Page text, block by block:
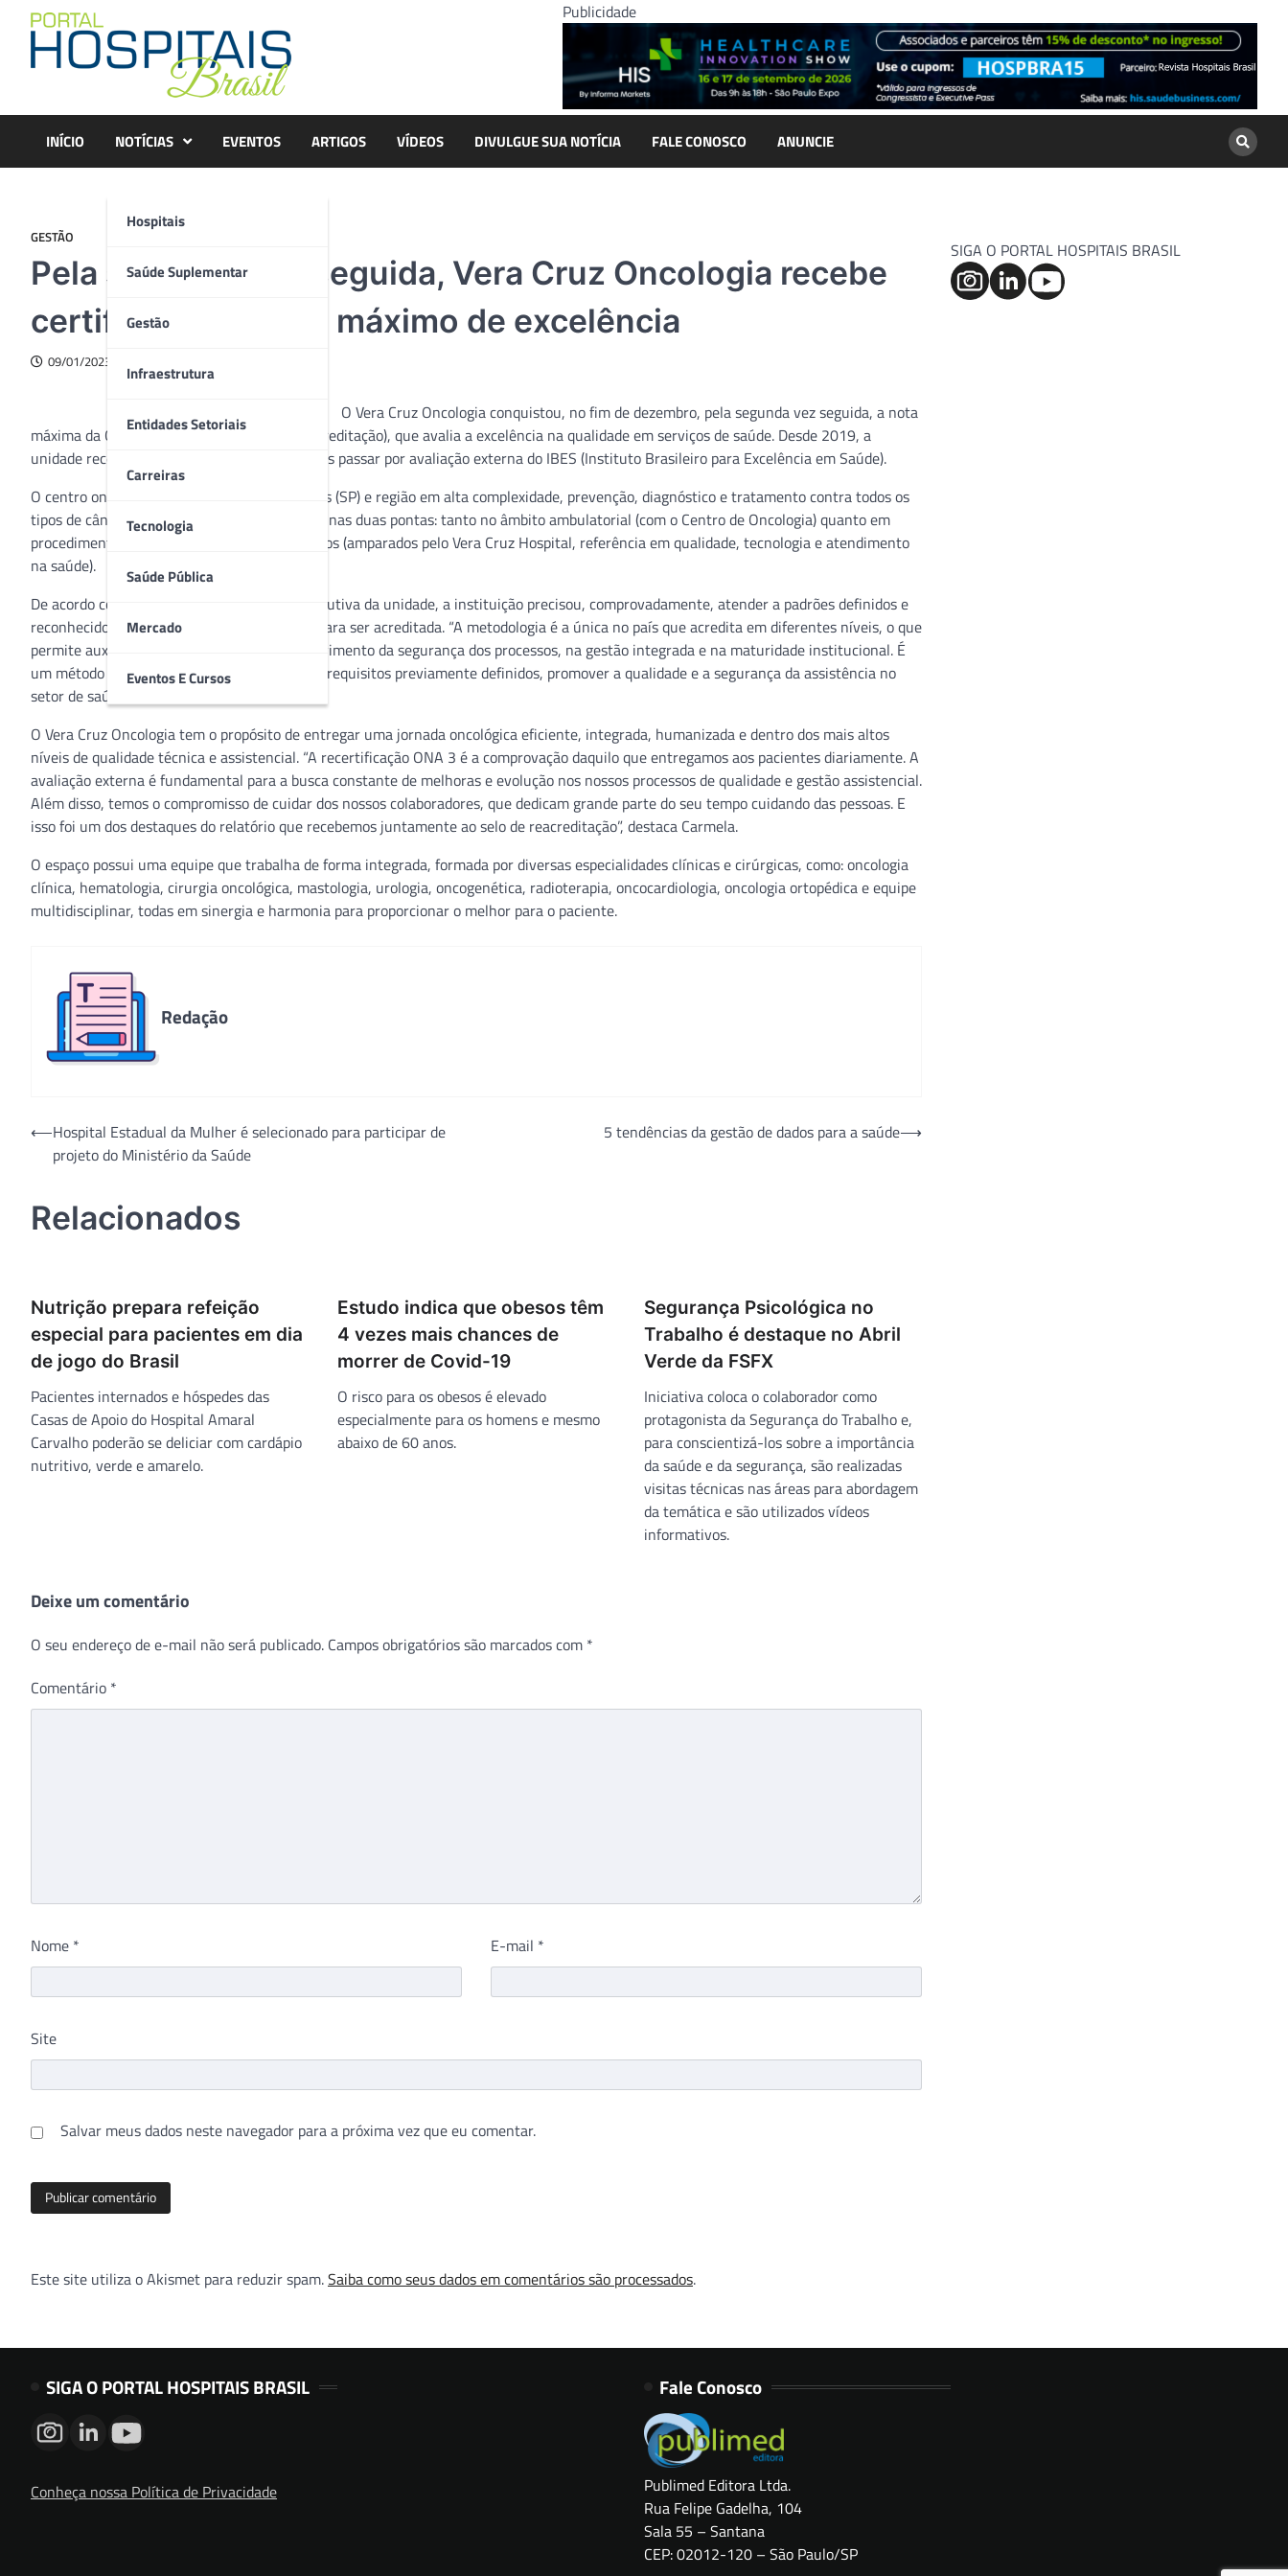
content
Publicidade
INÍCIO NOTÍCIAS
Hospitais
Saúde Suplementar
Gestão
Infraestrutura
Entidades Setoriais
Carreiras
Tecnologia
Saúde Pública
Mercado
Eventos E Cursos
EVENTOS ARTIGOS VÍDEOS DIVULGUE SUA NOTÍCIA FALE CONOSCO ANUNCIE
GESTÃO
Pela segunda vez seguida, Vera Cruz Oncologia recebe
certificado de nível máximo de excelência
09/01/2023
O Vera Cruz Oncologia conquistou, no fim de dezembro, pela segunda vez seguida, a nota
máxima da ONA (Organização Nacional de Acreditação), que avalia a excelência na qualidade em serviços de saúde. Desde 2019, a
unidade recebe a certificação de “Nível 3”, após passar por avaliação externa do IBES (Instituto Brasileiro para Excelência em Saúde).
O centro oncológico é referência em Campinas (SP) e região em alta complexidade, prevenção, diagnóstico e tratamento contra todos os
tipos de câncer, com acolhimento de primazia nas duas pontas: tanto no âmbito ambulatorial (com o Centro de Oncologia) quanto em
procedimentos cirúrgicos, clínicos e oncológicos (amparados pelo Vera Cruz Hospital, referência em qualidade, tecnologia e atendimento
na saúde).
De acordo com Carmela Nicolini, gerente executiva da unidade, a instituição precisou, comprovadamente, atender a padrões definidos e
reconhecidos internacionalmente pela ONA para ser acreditada. “A metodologia é a única no país que acredita em diferentes níveis, o que
permite auxiliar as organizações no desenvolvimento da segurança dos processos, na gestão integrada e na maturidade institucional. É
um método que busca, por meio de padrões e requisitos previamente definidos, promover a qualidade e a segurança da assistência no
setor de saúde”, detalha.
O Vera Cruz Oncologia tem o propósito de entregar uma jornada oncológica eficiente, integrada, humanizada e dentro dos mais altos
níveis de qualidade técnica e assistencial. “A recertificação ONA 3 é a comprovação daquilo que entregamos aos pacientes diariamente. A
avaliação externa é fundamental para a busca constante de melhoras e evolução nos nossos processos de qualidade e gestão assistencial.
Além disso, temos o compromisso de cuidar dos nossos colaboradores, que dedicam grande parte do seu tempo cuidando das pessoas. E
isso foi um dos destaques do relatório que recebemos juntamente ao selo de reacreditação”, destaca Carmela.
O espaço possui uma equipe que trabalha de forma integrada, formada por diversas especialidades clínicas e cirúrgicas, como: oncologia
clínica, hematologia, cirurgia oncológica, mastologia, urologia, oncogenética, radioterapia, oncocardiologia, oncologia ortopédica e equipe
multidisciplinar, todas em sinergia e harmonia para proporcionar o melhor para o paciente.
Redação
Navegação
⟵Hospital Estadual da Mulher é selecionado para participar de
projeto do Ministério da Saúde
5 tendências da gestão de dados para a saúde⟶
Relacionados
Nutrição prepara refeição
especial para pacientes em dia
de jogo do Brasil
Pacientes internados e hóspedes das
Casas de Apoio do Hospital Amaral
Carvalho poderão se deliciar com cardápio
nutritivo, verde e amarelo.
Estudo indica que obesos têm
4 vezes mais chances de
morrer de Covid-19
O risco para os obesos é elevado
especialmente para os homens e mesmo
abaixo de 60 anos.
Segurança Psicológica no
Trabalho é destaque no Abril
Verde da FSFX
Iniciativa coloca o colaborador como
protagonista da Segurança do Trabalho e,
para conscientizá-los sobre a importância
da saúde e da segurança, são realizadas
visitas técnicas nas áreas para abordagem
da temática e são utilizados vídeos
informativos.
Deixe um comentário
O seu endereço de e-mail não será publicado. Campos obrigatórios são marcados com *
Comentário *
Nome * E-mail *
Site
Salvar meus dados neste navegador para a próxima vez que eu comentar.
Este site utiliza o Akismet para reduzir spam.Saiba como seus dados em comentários são processados.
SIGA O PORTAL HOSPITAIS BRASIL
SIGA O PORTAL HOSPITAIS BRASIL
Conheça nossa Política de Privacidade
Fale Conosco
Publimed Editora Ltda.
Rua Felipe Gadelha, 104
Sala 55 – Santana
CEP: 02012-120 – São Paulo/SP